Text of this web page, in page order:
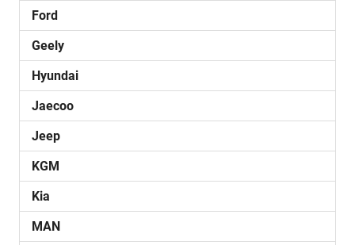
Ford
Geely
Hyundai
Jaecoo
Jeep
KGM
Kia
MAN